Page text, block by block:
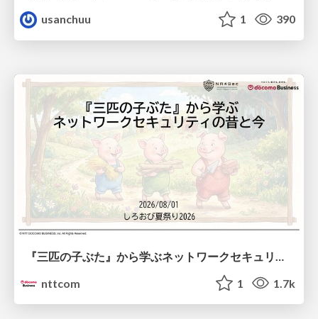
usanchuu
1 390
nttcom
1 1.7k